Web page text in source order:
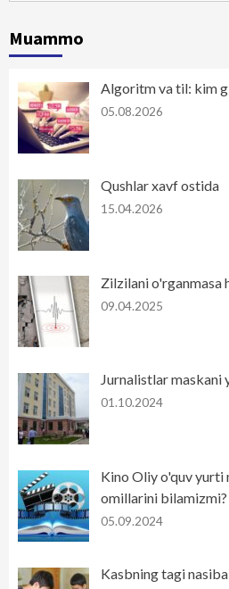
Muammo
Algoritm va til: kim
05.08.2026
Qushlar xavf ostida
15.04.2026
Zilzilani o'rganmasa
09.04.2025
Jurnalistlar maskani
01.10.2024
Kino Oliy o'quv yurti
omillarini bilamizmi?
05.09.2024
Kasbning tagi nasiba